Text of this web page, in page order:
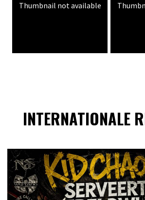
Thumbnail not available
INTERNATIONALE